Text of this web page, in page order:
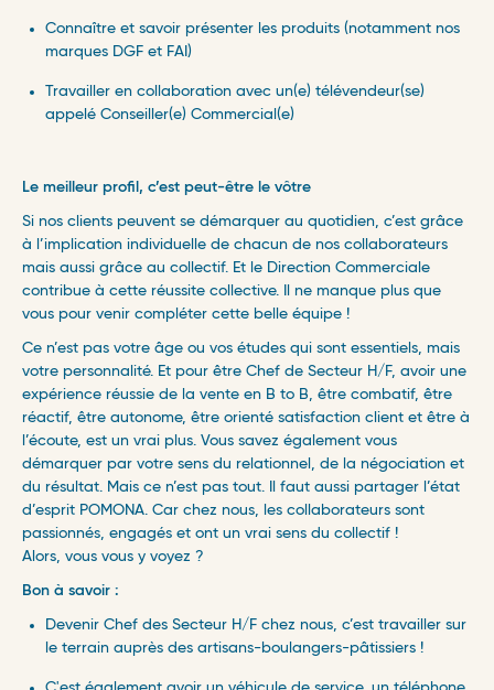
Connaître et savoir présenter les produits (notamment nos
marques DGF et FAI)
Travailler en collaboration avec un(e) télévendeur(se)
appelé Conseiller(e) Commercial(e)
Le meilleur profil, c’est peut-être le vôtre
Si nos clients peuvent se démarquer au quotidien, c’est grâce
à l’implication individuelle de chacun de nos collaborateurs
mais aussi grâce au collectif. Et le Direction Commerciale
contribue à cette réussite collective. Il ne manque plus que
vous pour venir compléter cette belle équipe !
Ce n’est pas votre âge ou vos études qui sont essentiels, mais
votre personnalité. Et pour être Chef de Secteur H/F, avoir une
expérience réussie de la vente en B to B, être combatif, être
réactif, être autonome, être orienté satisfaction client et être à
l’écoute, est un vrai plus. Vous savez également vous
démarquer par votre sens du relationnel, de la négociation et
du résultat. Mais ce n’est pas tout. Il faut aussi partager l’état
d’esprit POMONA. Car chez nous, les collaborateurs sont
passionnés, engagés et ont un vrai sens du collectif !
Alors, vous vous y voyez ?
Bon à savoir :
Devenir Chef des Secteur H/F chez nous, c’est travailler sur
le terrain auprès des artisans-boulangers-pâtissiers !